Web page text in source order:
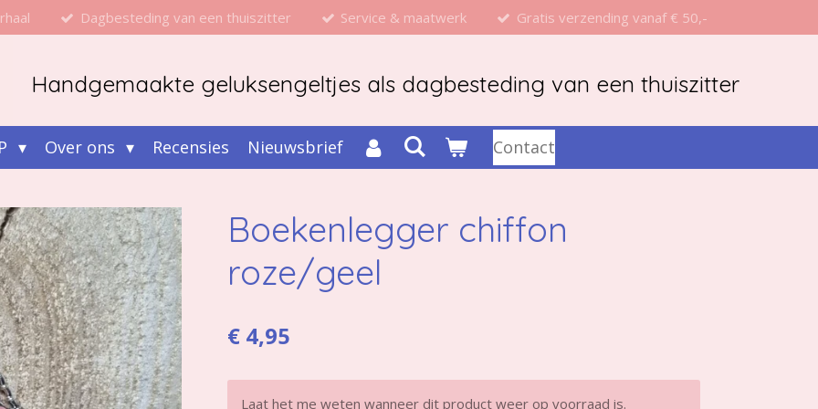
Dagbesteding van een thuiszitter Service & maatwerk Gratis verzending vanaf € 50,-
Handgemaakte geluksengeltjes als dagbesteding van een thuiszitter
Over ons Recensies Nieuwsbrief Contact
Boekenlegger chiffon
roze/geel
€ 4,95
Laat het me weten wanneer dit product weer op voorraad is.